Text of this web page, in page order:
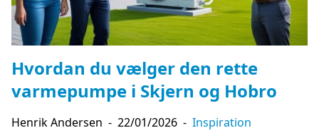
Hvordan du vælger den rette
varmepumpe i Skjern og Hobro
Henrik Andersen - 22/01/2026 - Inspiration